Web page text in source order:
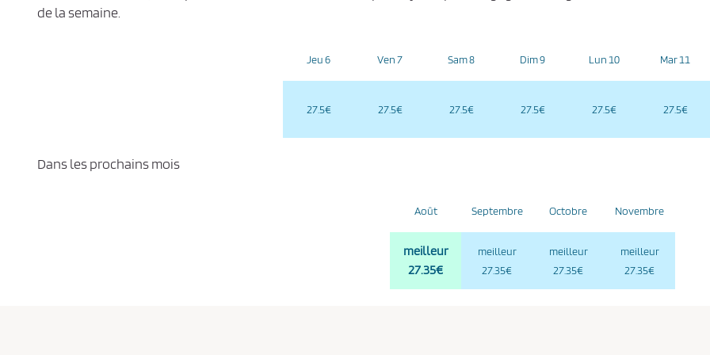
de la semaine.
Jeu 6
27.5€
Ven 7
27.5€
Sam 8
27.5€
Dim 9
27.5€
Lun 10
27.5€
Mar 11
27.5€
Dans les prochains mois
Août
meilleur
27.35€
Septembre
meilleur
27.35€
Octobre
meilleur
27.35€
Novembre
meilleur
27.35€